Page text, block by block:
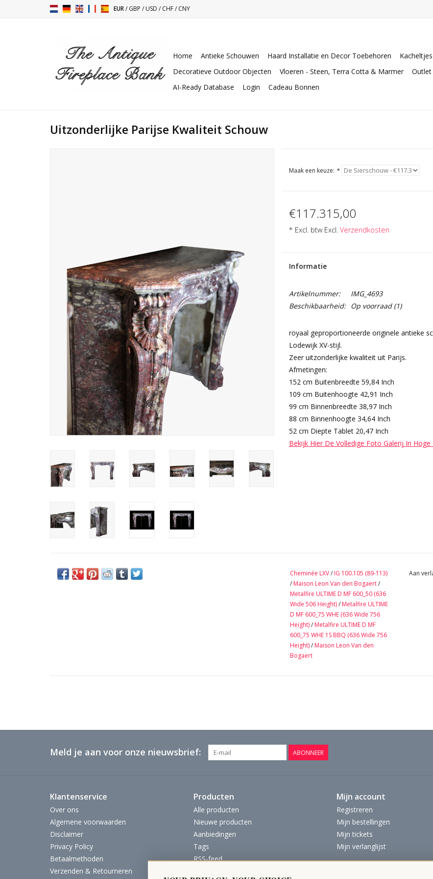
EUR/GBP /USD /CHF/CNY
Home Antieke Schouwen Haard Installatie en Decor Toebehoren Kacheltjes
Decoratieve Outdoor Objecten
Vloeren - Steen, Terra Cotta & Marmer Outlet
AI-Ready Database
Login Cadeau Bonnen
Uitzonderlijke Parijse Kwaliteit Schouw
Maak een keuze: *
€117.315,00
* Excl. btw Excl. Verzendkosten
Informatie
Artikelnummer:
IMG_4693
Beschikbaarheid:
Op voorraad(1)
royaal geproportioneerde originele antieke
Lodewijk XV-stijl.
Zeer uitzonderlijke kwaliteit uit Parijs.
Afmetingen:
152 cm Buitenbreedte 59,84 Inch
109 cm Buitenhoogte 42,91 Inch
99 cm Binnenbreedte 38,97 Inch
88 cm Binnenhoogte 34,64 Inch
52 cm Diepte Tablet 20,47 Inch
Bekijk Hier De Volledige Foto Galerij In
Cheminée LXV/ IG 100.105 (89-113)
/ Maison Leon Van den Bogaert/
Metalfire ULTIME D MF 600_50 (636
Wide 506 Height)/ Metalfire ULTIME
D MF 600_75 WHE (636 Wide 756
Height)/ Metalfire ULTIME D MF
600_75 WHE 1S BBQ (636 Wide 756
Height)/ Maison Leon Van den
Bogaert
Aan
Meld je aan voor onze nieuwsbrief: ABONNEER
Klantenservice
Over ons
Algemene voorwaarden
Disclaimer
Privacy Policy
Betaalmethoden
Verzenden & Retourneren
Producten
Alle producten
Nieuwe producten
Aanbiedingen
Tags
RSS-feed
Mijn account
Registreren
Mijn bestellingen
Mijn tickets
Mijn verlanglijst